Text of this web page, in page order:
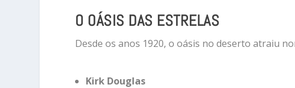
O OÁSIS DAS ESTRELAS
Desde os anos 1920, o oásis no deserto atraiu
Kirk Douglas